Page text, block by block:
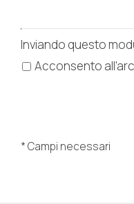
Inviando questo
Acconsento
* Campi necessari